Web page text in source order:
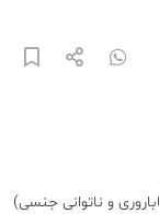
و ناتوانی جنسی)